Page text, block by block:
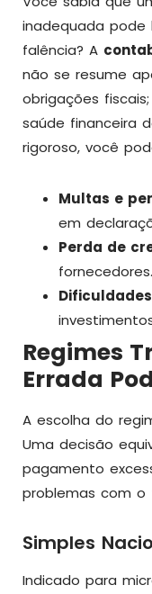
inadequada pode
falência? A
não se resume
obrigações
saúde financeira
rigoroso, você
Multas e
em
Perda de
fornecedores.
Regimes
Errada
A escolha do
Uma decisão
pagamento
problemas com o
Simples
Indicado para